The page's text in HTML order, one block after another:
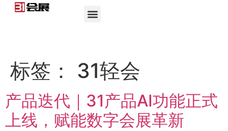
标签： 31轻会
产品迭代｜31产品AI功能正式
上线，赋能数字会展革新